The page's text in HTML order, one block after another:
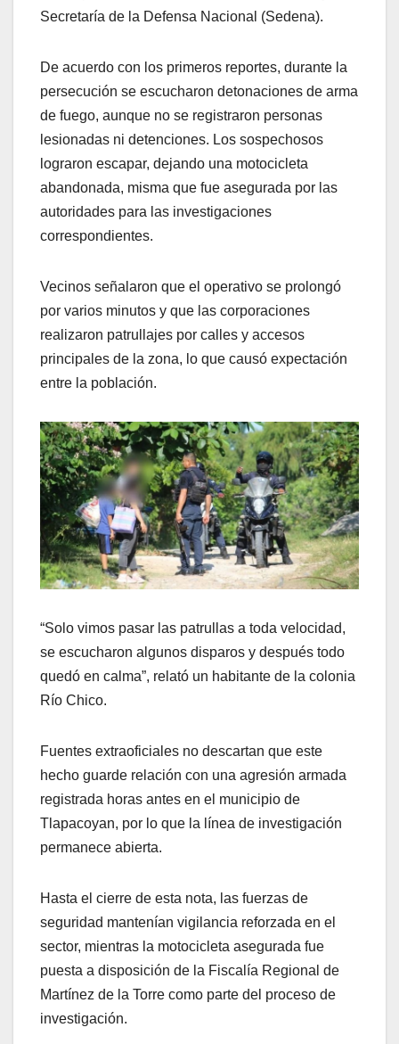
Secretaría de la Defensa Nacional (Sedena).
De acuerdo con los primeros reportes, durante la
persecución se escucharon detonaciones de arma
de fuego, aunque no se registraron personas
lesionadas ni detenciones. Los sospechosos
lograron escapar, dejando una motocicleta
abandonada, misma que fue asegurada por las
autoridades para las investigaciones
correspondientes.
Vecinos señalaron que el operativo se prolongó
por varios minutos y que las corporaciones
realizaron patrullajes por calles y accesos
principales de la zona, lo que causó expectación
entre la población.
“Solo vimos pasar las patrullas a toda velocidad,
se escucharon algunos disparos y después todo
quedó en calma”, relató un habitante de la colonia
Río Chico.
Fuentes extraoficiales no descartan que este
hecho guarde relación con una agresión armada
registrada horas antes en el municipio de
Tlapacoyan, por lo que la línea de investigación
permanece abierta.
Hasta el cierre de esta nota, las fuerzas de
seguridad mantenían vigilancia reforzada en el
sector, mientras la motocicleta asegurada fue
puesta a disposición de la Fiscalía Regional de
Martínez de la Torre como parte del proceso de
investigación.